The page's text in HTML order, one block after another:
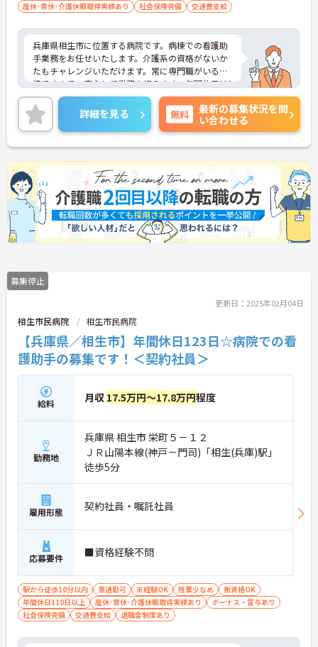
産休･育休･介護休暇取得実績あり
社会保険完備 交通費支給
兵庫県相生市に位置する病院です。病棟での看護助
手業務をお任せいたします。介護系の資格がないか
たもチャレンジいただけます。常に専門職がいる環
境ですので、安心して業務を行えます。年間休日は1
25日、土日祝がお休みですのでプライベートとの両
立もしやすいです。ご興味のある方には、面接対策
ポイントなど、さらに詳細をお話しいたしますので
お気軽にご相談ください！
詳細を見る 無料
最新の募集状況を問
い合わせる
募集停止
更新日：2025年02月04日
相生市民病院 相生市民病院
【兵庫県／相生市】年間休日123日☆病院での看
護助手の募集です！＜契約社員＞
給料 月収 17.5万円～17.8万円程度
勤務地
兵庫県 相生市 栄町５－１２
ＪＲ山陽本線(神戸－門司)「相生(兵庫)駅」
徒歩5分
雇用形態 契約社員・嘱託社員
応募要件 ■資格経験不問
駅から徒歩10分以内 車通勤可 未経験OK 残業少なめ
無資格OK
年間休日110日以上
産休･育休･介護休暇取得実績あり
ボーナス・賞与あり
社会保険完備
交通費支給 退職金制度あり